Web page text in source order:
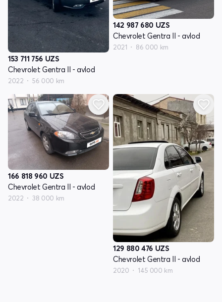
153 711 756 UZS
Chevrolet Gentra II - avlod
2022 56 000 km
142 987 680 UZS
Chevrolet Gentra II - avlod
2021 86 000 km
166 818 960 UZS
Chevrolet Gentra II - avlod
2022 38 000 km
129 880 476 UZS
Chevrolet Gentra II - avlod
2020 145 000 km